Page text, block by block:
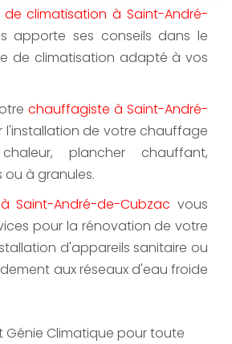
de climatisation à Saint-André-
apporte ses conseils dans le
de climatisation adapté à vos
chauffagiste à Saint-André-
l'installation de votre chauffage
plancher chauffant,
à granules.
Saint-André-de-Cubzac vous
pour la rénovation de votre
d'appareils sanitaire ou
aux réseaux d'eau froide
Génie Climatique pour toute